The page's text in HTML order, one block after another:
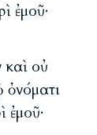
ἐμοῦ·
καὶ οὐ
ὀνόματι
ἐμοῦ·